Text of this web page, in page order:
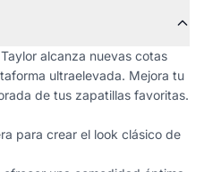
alcanza nuevas cotas
ultraelevada. Mejora tu
de tus zapatillas favoritas.
para crear el look clásico de